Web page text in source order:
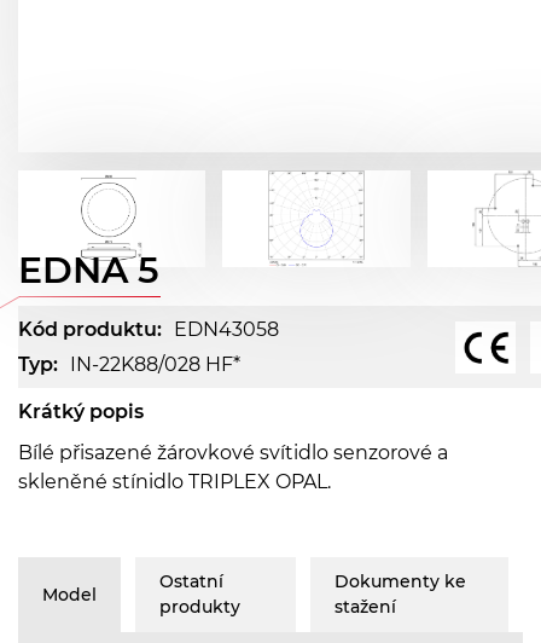
EDNA 5
Kód produktu: EDN43058
Typ: IN-22K88/028 HF*
Krátký popis
Bílé přisazené žárovkové svítidlo senzorové a
skleněné stínidlo TRIPLEX OPAL.
Model
Ostatní
produkty
Dokumenty ke
stažení